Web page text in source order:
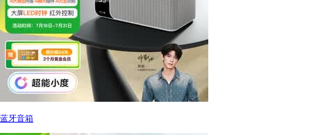
蓝牙音箱